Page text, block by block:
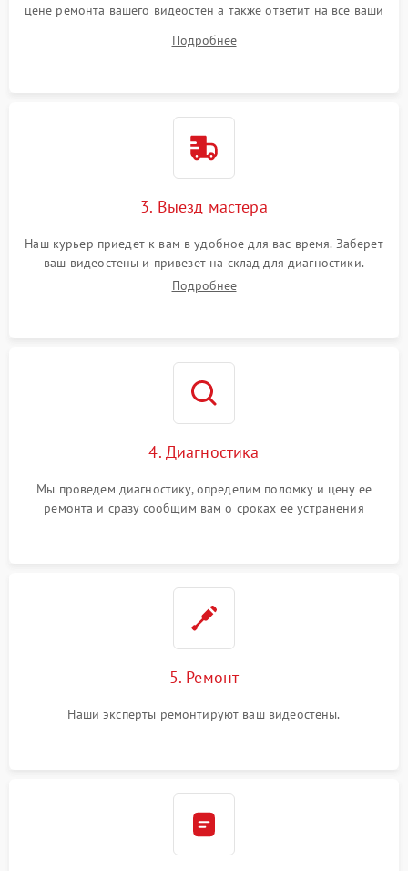
цене ремонта вашего видеостен а также ответит на все ваши
Подробнее
3. Выезд мастера
Наш курьер приедет к вам в удобное для вас время. Заберет
ваш видеостены и привезет на склад для диагностики.
Подробнее
4. Диагностика
Мы проведем диагностику, определим поломку и цену ее
ремонта и сразу сообщим вам о сроках ее устранения
5. Ремонт
Наши эксперты ремонтируют ваш видеостены.